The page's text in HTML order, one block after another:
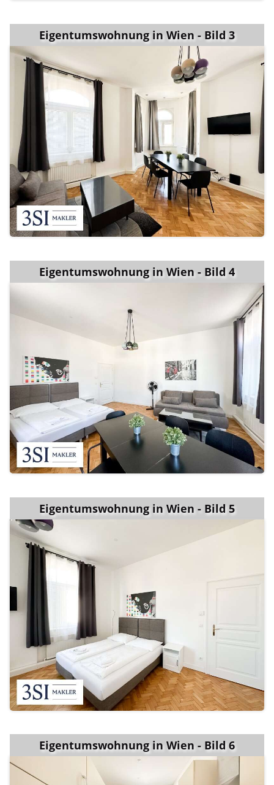
Eigentumswohnung in Wien - Bild 3
Eigentumswohnung in Wien - Bild 4
Eigentumswohnung in Wien - Bild 5
Eigentumswohnung in Wien - Bild 6